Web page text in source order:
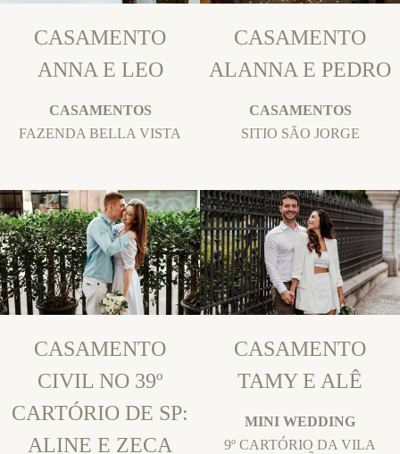
CASAMENTO
ANNA E LEO
CASAMENTOS
FAZENDA BELLA VISTA
CASAMENTO
ALANNA E PEDRO
CASAMENTOS
SITIO SÃO JORGE
CASAMENTO
CIVIL NO 39º
CARTÓRIO DE SP:
ALINE E ZECA
CASAMENTO
TAMY E ALÊ
MINI WEDDING
9º CARTÓRIO DA VILA